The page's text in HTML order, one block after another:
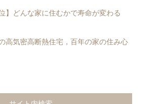
】どんな家に住むかで寿命が変わる
高気密高断熱住宅，百年の家の住み心